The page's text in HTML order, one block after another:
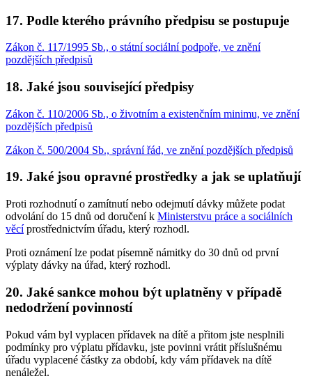
17. Podle kterého právního předpisu se postupuje
Zákon č. 117/1995 Sb., o státní sociální podpoře, ve znění
pozdějších předpisů
18. Jaké jsou související předpisy
Zákon č. 110/2006 Sb., o životním a existenčním minimu, ve znění
pozdějších předpisů
Zákon č. 500/2004 Sb., správní řád, ve znění pozdějších předpisů
19. Jaké jsou opravné prostředky a jak se uplatňují
Proti rozhodnutí o zamítnutí nebo odejmutí dávky můžete podat
odvolání do 15 dnů od doručení k Ministerstvu práce a sociálních
věcíprostřednictvím úřadu, který rozhodl.
Proti oznámení lze podat písemně námitky do 30 dnů od první
výplaty dávky na úřad, který rozhodl.
20. Jaké sankce mohou být uplatněny v případě
nedodržení povinností
Pokud vám byl vyplacen přídavek na dítě a přitom jste nesplnili
podmínky pro výplatu přídavku, jste povinni vrátit příslušnému
úřadu vyplacené částky za období, kdy vám přídavek na dítě
nenáležel.